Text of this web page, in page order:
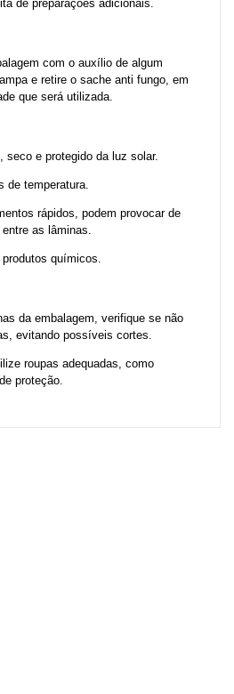
de preparações adicionais.
com o auxílio de algum
e retire o sache anti fungo, em
que será utilizada.
seco e protegido da luz solar.
de temperatura.
rápidos, podem provocar de
as lâminas.
produtos químicos.
da embalagem, verifique se não
evitando possíveis cortes.
roupas adequadas, como
proteção.